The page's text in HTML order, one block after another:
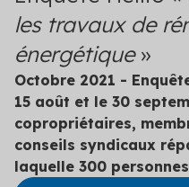
Quittez le statut de
l’interdiction de
Audit énergétique
Réalisez votre audit et
scénarios de travaux
Diagnostic
Assurez la pérennité
les travaux de
énergétique»
Octobre 2021 -
15 août et le 30
copropriétaires,
conseils syndicaux
laquelle 300